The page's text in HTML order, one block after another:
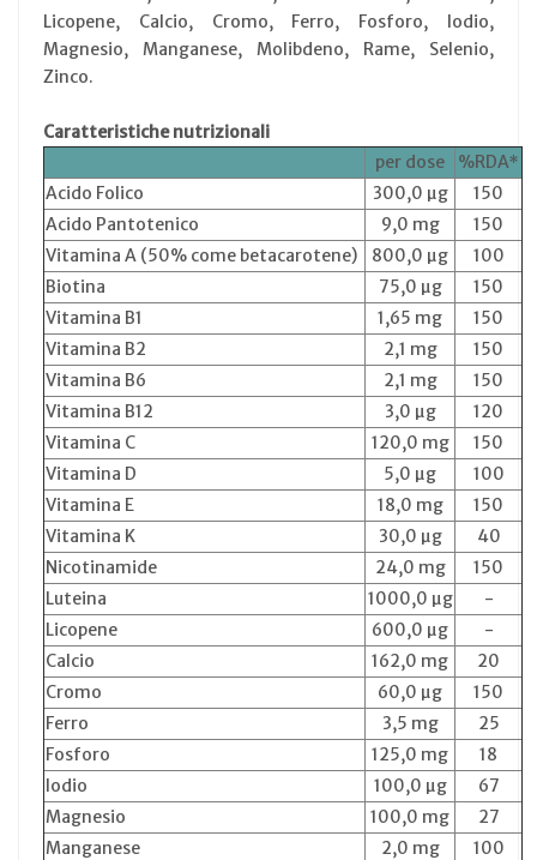
Licopene, Calcio, Cromo, Ferro, Fosforo, Iodio,
Magnesio, Manganese, Molibdeno, Rame, Selenio,
Zinco.
Caratteristiche nutrizionali
per dose
%RDA*
Acido Folico
300,0 µg
150
Acido Pantotenico
9,0 mg
150
Vitamina A (50% come betacarotene)
800,0 µg
100
Biotina
75,0 µg
150
Vitamina B1
1,65 mg
150
Vitamina B2
2,1 mg
150
Vitamina B6
2,1 mg
150
Vitamina B12
3,0 µg
120
Vitamina C
120,0 mg
150
Vitamina D
5,0 µg
100
Vitamina E
18,0 mg
150
Vitamina K
30,0 µg
40
Nicotinamide
24,0 mg
150
Luteina
1000,0 µg
-
Licopene
600,0 µg
-
Calcio
162,0 mg
20
Cromo
60,0 µg
150
Ferro
3,5 mg
25
Fosforo
125,0 mg
18
Iodio
100,0 µg
67
Magnesio
100,0 mg
27
Manganese
2,0 mg
100